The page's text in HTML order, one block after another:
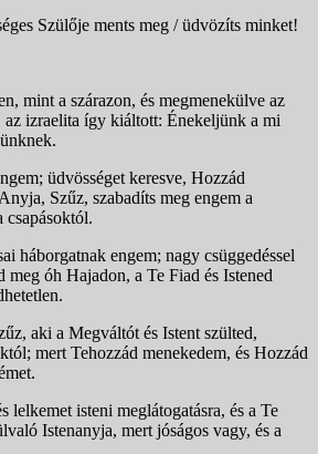
Szülője ments meg / üdvözíts minket!
mint a szárazon, és megmene­külve az
az izraelita így kiáltott: Énekeljünk a mi
üdvösséget ke­resve, Hozzád
Szűz, sza­badíts meg engem a
csapások­tól.
háborgatnak engem; nagy csüggedéssel
óh Ha­jadon, a Te Fiad és Istened
aki a Megváltót és Istent szülted,
mert Tehoz­zád menekedem, és Hozzád
lelkemet isteni megláto­gatásra, és a Te
Istenanyja, mert jóságos vagy, és a